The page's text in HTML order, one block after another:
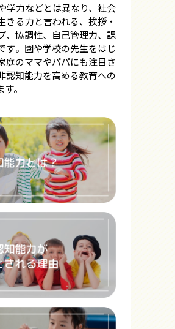
学力などとは異なり、社会
きる力と言われる、挨拶・
、協調性、自己管理力、課
す。園や学校の先生をはじ
庭のママやパパにも注目さ
認知能力を高める教育への
。